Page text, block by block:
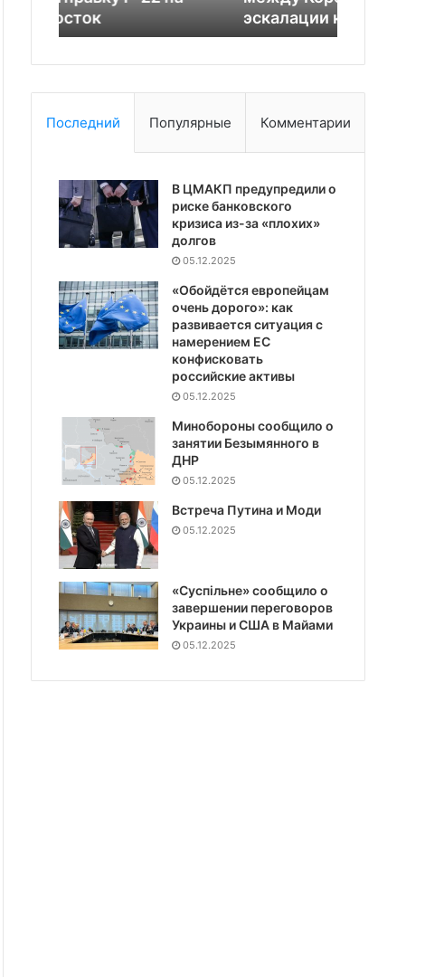
эскалации конфликта
Последний Популярные Комментарии
В ЦМАКП предупредили о
риске банковского
кризиса из-за «плохих»
долгов
05.12.2025
«Обойдётся европейцам
очень дорого»: как
развивается ситуация с
намерением ЕС
конфисковать
российские активы
05.12.2025
Минобороны сообщило о
занятии Безымянного в
ДНР
05.12.2025
Встреча Путина и Моди
05.12.2025
«Суспiльне» сообщило о
завершении переговоров
Украины и США в Майами
05.12.2025